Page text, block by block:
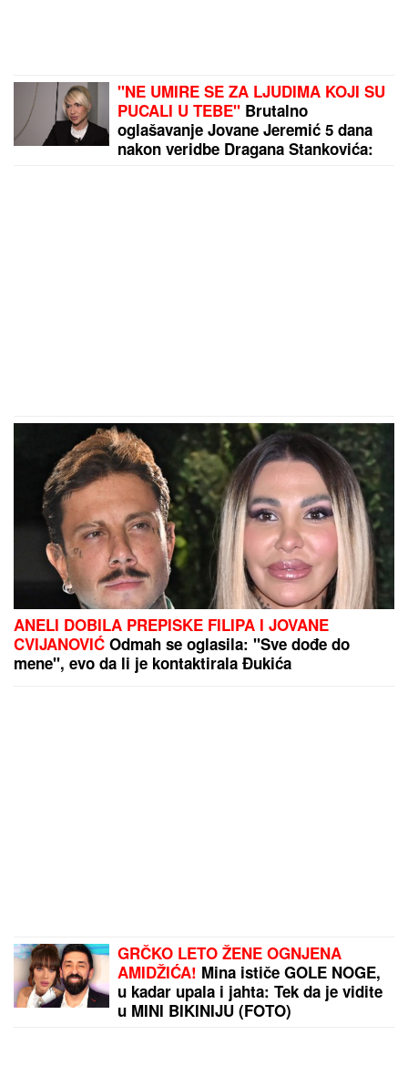
"NE UMIRE SE ZA LJUDIMA KOJI SU
PUCALI U TEBE" Brutalno
oglašavanje Jovane Jeremić 5 dana
nakon veridbe Dragana Stankovića:
ANELI DOBILA PREPISKE FILIPA I JOVANE
CVIJANOVIĆ Odmah se oglasila: "Sve dođe do
mene", evo da li je kontaktirala Đukića
GRČKO LETO ŽENE OGNJENA
AMIDŽIĆA! Mina ističe GOLE NOGE,
u kadar upala i jahta: Tek da je vidite
u MINI BIKINIJU (FOTO)